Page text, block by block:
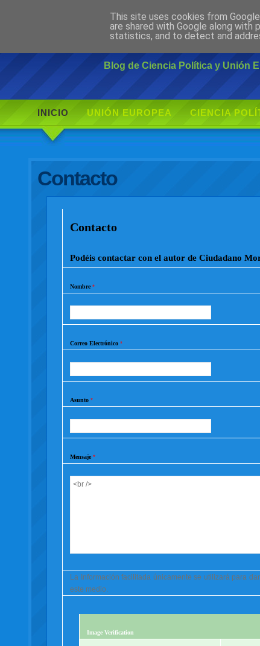
Ciudadano
Blog de Ciencia Política y Unión
INICIO UNIÓN EUROPEA CIENCIA
Contacto
Contacto
Podéis contactar con el autor de Ciudadano
Nombre *
Correo Electrónico *
Asunto *
Mensaje *
La Información facilitada únicamente se utilizará para
este medio.
Image Verification
This site uses cookies from
are shared with Google along
statistics, and to detect and